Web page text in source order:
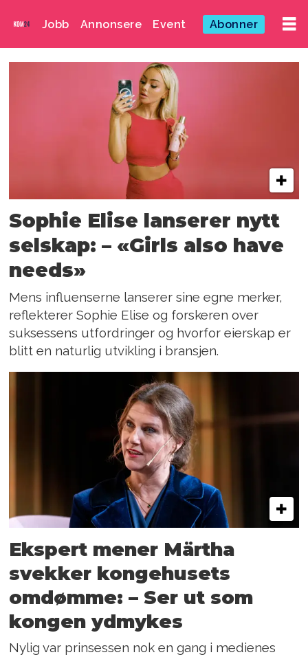
Jobb Annonsere Event Abonner
Emne:
isadora
Sophie Elise lanserer nytt
selskap: – «Girls also have
needs»
Mens influenserne lanserer sine egne merker,
reflekterer Sophie Elise og forskeren over
suksessens utfordringer og hvorfor eierskap er
blitt en naturlig utvikling i bransjen.
Ekspert mener Märtha
svekker kongehusets
omdømme:­ – Ser ut som
kongen ydmykes
Nylig var prinsessen nok en gang i medienes